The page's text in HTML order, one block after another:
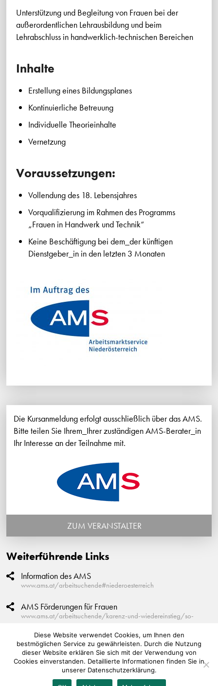
Unterstützung und Begleitung von Frauen bei der
außerordentlichen Lehrausbildung und beim
Lehrabschluss in handwerklich-technischen Bereichen
Inhalte
Erstellung eines Bildungsplanes
Kontinuierliche Betreuung
Individuelle Theorieinhalte
Vernetzung
Voraussetzungen:
Vollendung des 18. Lebensjahres
Vorqualifizierung im Rahmen des Programms
„Frauen in Handwerk und Technik“
Keine Beschäftigung bei dem_der künftigen
Dienstgeber_in in den letzten 3 Monaten
Die Kursanmeldung erfolgt ausschließlich über das AMS.
Bitte teilen Sie Ihrem_Ihrer zuständigen AMS-Berater_in
Ihr Interesse an der Teilnahme mit.
ZUM VERANSTALTER
Weiterführende Links
Information des AMS
www.ams.at/arbeitsuchende#niederoesterreich
AMS Förderungen für Frauen
www.ams.at/arbeitsuchende/karenz-und-wiedereinstieg/so-
ZIB Frauenblog
www.zib-frauenblog.at
Diese Website verwendet Cookies, um Ihnen den
bestmöglichen Service zu gewährleisten. Durch die Nutzung
dieser Website erklären Sie sich mit der Verwendung von
Cookies einverstanden. Detaillierte Informationen finden Sie in
unserer Datenschutzerklärung.